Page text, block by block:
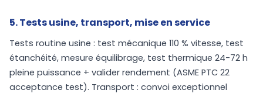
5. Tests usine, transport, mise en service
Tests routine usine : test mécanique 110 % vitesse, test
étanchéité, mesure équilibrage, test thermique 24-72 h
pleine puissance + valider rendement (ASME PTC 22
acceptance test). Transport : convoi exceptionnel